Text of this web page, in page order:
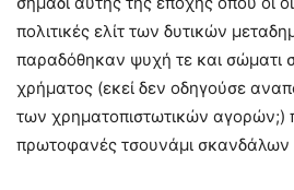
πολιτικές ελίτ των δυτικών
παραδόθηκαν ψυχή τε και σώματι
χρήματος (εκεί δεν οδηγούσε
των χρηματοπιστωτικών αγορών;)
πρωτοφανές τσουνάμι